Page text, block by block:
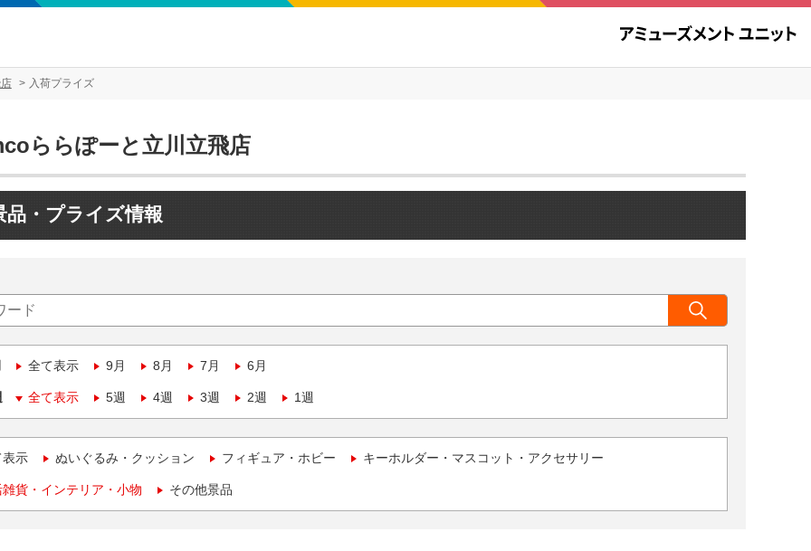
入荷プライズ
ららぽーと立川立飛店
品・プライズ情報
全て表示 9月 8月 7月 6月
全て表示 5週 4週 3週 2週 1週
表示 ぬいぐるみ・クッション フィギュア・ホビー キーホルダー・マスコット・アクセサリー
貨・インテリア・小物 その他景品